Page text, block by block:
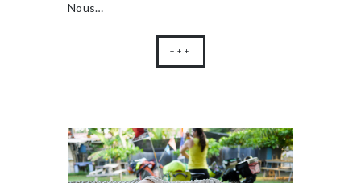
Nous…
+++